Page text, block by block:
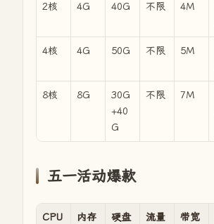
2核 4G 40G 不限 4M
4核 4G 50G 不限 5M
8核 8G
30G
+40
G
不限 7M
五一活动爆款
CPU 内存
硬盘
流量 带宽